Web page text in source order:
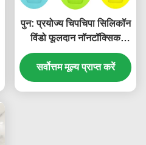
पुन: प्रयोज्य चिपचिपा सिलिकॉन
विंडो फूलदान नॉनटॉक्सिक
मल्टीसीन टिकाऊ
सर्वोत्तम मूल्य प्राप्त करें